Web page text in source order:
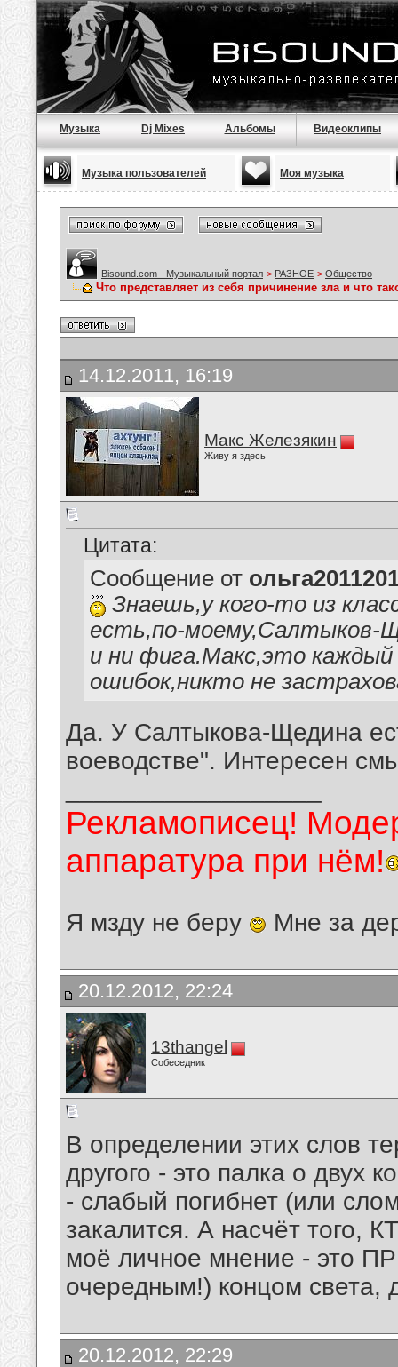
Музыка Dj Mixes Альбомы Видеоклипы
Музыка пользователей Моя музыка
Bisound.com - Музыкальный портал > РАЗНОЕ > Общество
Что представляет из себя причинение зла и что
14.12.2011, 16:19
Макс Железякин
Живу я здесь
Цитата:
Сообщение от
Знаешь,у кого-то из
есть,по-моему,Салтыков-
и ни фига.Макс,это
ошибок,никто не
Да. У Салтыкова-Щедина
воеводстве". Интересен
Рекламописец!
аппаратура при нём!
Я мзду не беру Мне за
20.12.2012, 22:24
13thangel
Собеседник
В определении этих слов
другого - это палка о двух
- слабый погибнет (или
закалится. А насчёт
моё личное мнение - это
очередным!) концом света,
20.12.2012, 22:29